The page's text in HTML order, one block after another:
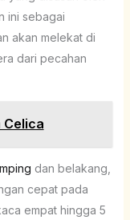
ini sebagai
akan melekat di
dari pecahan
Celica
dan belakang,
cepat pada
empat hingga 5